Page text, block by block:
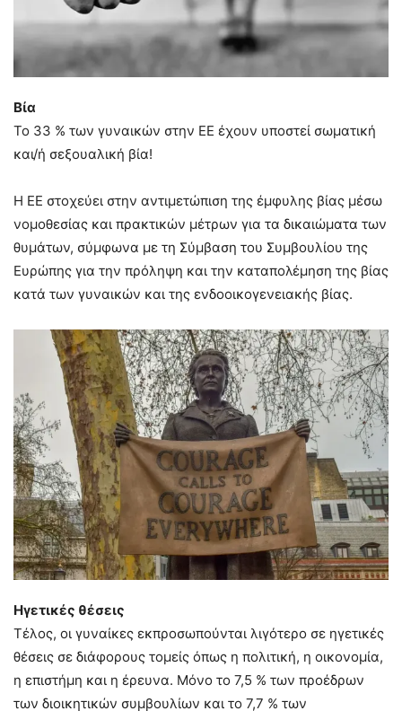
Βία
Το 33 % των γυναικών στην ΕΕ έχουν υποστεί σωματική
και/ή σεξουαλική βία!
Η ΕΕ στοχεύει στην αντιμετώπιση της έμφυλης βίας μέσω
νομοθεσίας και πρακτικών μέτρων για τα δικαιώματα των
θυμάτων, σύμφωνα με τη Σύμβαση του Συμβουλίου της
Ευρώπης για την πρόληψη και την καταπολέμηση της βίας
κατά των γυναικών και της ενδοοικογενειακής βίας.
Ηγετικές θέσεις
Τέλος, οι γυναίκες εκπροσωπούνται λιγότερο σε ηγετικές
θέσεις σε διάφορους τομείς όπως η πολιτική, η οικονομία,
η επιστήμη και η έρευνα. Μόνο το 7,5 % των προέδρων
των διοικητικών συμβουλίων και το 7,7 % των